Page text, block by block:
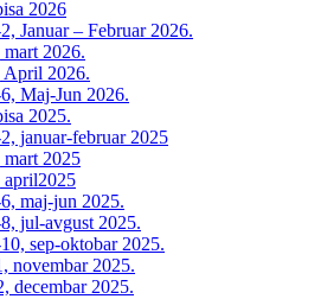
2026
Januar – Februar 2026.
2026.
2026.
Maj-Jun 2026.
2025.
januar-februar 2025
2025
maj-jun 2025.
jul-avgust 2025.
sep-oktobar 2025.
novembar 2025.
decembar 2025.